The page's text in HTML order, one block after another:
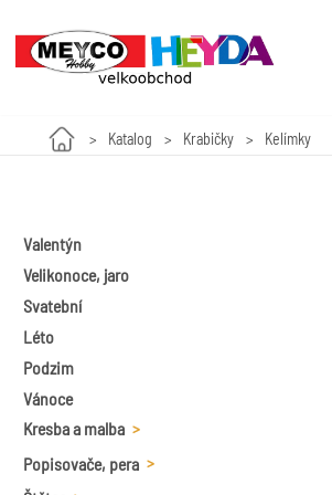
Katalog Krabičky Kelímky
Valentýn
Velikonoce, jaro
Svatební
Léto
Podzim
Vánoce
Kresba a malba
Plátna
Popisovače, pera